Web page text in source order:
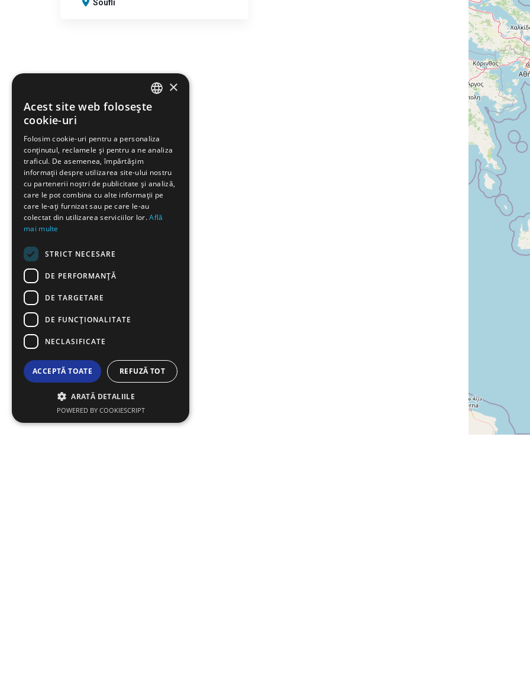
Soufli
ENGLISH
FRENCH
BULGARIAN
GERMAN
ROMANIAN
×
Acest site web folosește
cookie-uri
Folosim cookie-uri pentru a personaliza
conținutul, reclamele și pentru a ne analiza
traficul. De asemenea, împărtășim
informații despre utilizarea site-ului nostru
cu partenerii noștri de publicitate și analiză,
care le pot combina cu alte informații pe
care le-ați furnizat sau pe care le-au
colectat din utilizarea serviciilor lor.Află
mai multe
STRICT NECESARE
DE PERFORMANȚĂ
DE TARGETARE
DE FUNCŢIONALITATE
NECLASIFICATE
ACCEPTĂ TOATE REFUZĂ TOT
ARATĂ DETALIILE
POWERED BY COOKIESCRIPT